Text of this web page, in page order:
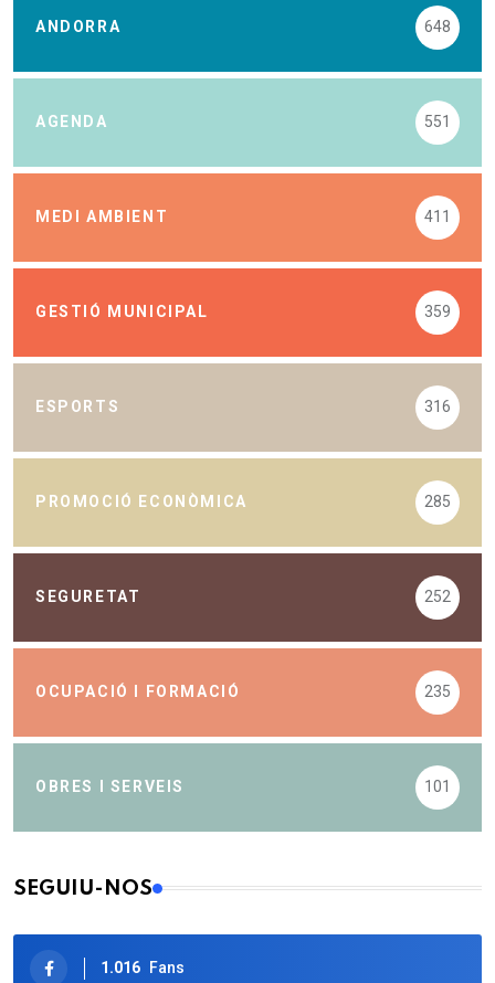
ANDORRA 648
AGENDA 551
MEDI AMBIENT 411
GESTIÓ MUNICIPAL 359
ESPORTS 316
PROMOCIÓ ECONÒMICA 285
SEGURETAT 252
OCUPACIÓ I FORMACIÓ 235
OBRES I SERVEIS 101
SEGUIU-NOS
1.016 Fans